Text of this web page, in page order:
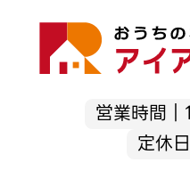
営業時間
定休